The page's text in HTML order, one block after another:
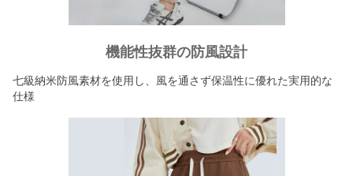
機能性抜群の防風設計
七級納米防風素材を使用し、風を通さず保温性に優れた実用的な
仕様